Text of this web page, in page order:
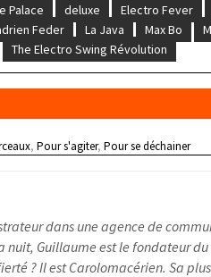
Palace deluxe Electro Fever
Feder La Java Max Bo
The Electro Swing Révolution
,Pour s'agiter,Pour se déchainer
dans une agence de
nuit, Guillaume est le fondateur du
? Il est Carolomacérien. Sa